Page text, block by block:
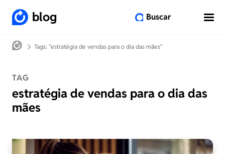
blog Buscar
Tags: "estratégia de vendas para o dia das mães"
TAG
estratégia de vendas para o dia das
mães